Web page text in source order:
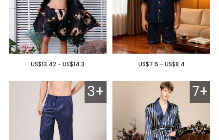
US$7.5 - US$8.4
US$13.42 - US$14.3
7+
3+